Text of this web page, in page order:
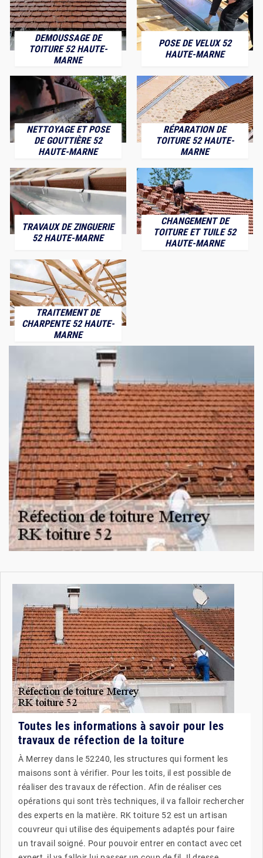
DEMOUSSAGE DE
TOITURE 52 HAUTE-
MARNE
POSE DE VELUX 52
HAUTE-MARNE
NETTOYAGE ET POSE
DE GOUTTIÈRE 52
HAUTE-MARNE
RÉPARATION DE
TOITURE 52 HAUTE-
MARNE
TRAVAUX DE ZINGUERIE
52 HAUTE-MARNE
CHANGEMENT DE
TOITURE ET TUILE 52
HAUTE-MARNE
TRAITEMENT DE
CHARPENTE 52 HAUTE-
MARNE
Toutes les informations à savoir pour les
travaux de réfection de la toiture
À Merrey dans le 52240, les structures qui forment les
maisons sont à vérifier. Pour les toits, il est possible de
réaliser des travaux de réfection. Afin de réaliser ces
opérations qui sont très techniques, il va falloir rechercher
des experts en la matière. RK toiture 52 est un artisan
couvreur qui utilise des équipements adaptés pour faire
un travail soigné. Pour pouvoir entrer en contact avec cet